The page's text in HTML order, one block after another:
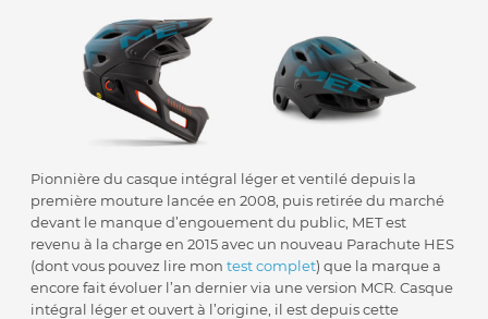
Pionnière du casque intégral léger et ventilé depuis la
première mouture lancée en 2008, puis retirée du marché
devant le manque d’engouement du public, MET est
revenu à la charge en 2015 avec un nouveau Parachute HES
(dont vous pouvez lire montest complet) que la marque a
encore fait évoluer l’an dernier via une version MCR. Casque
intégral léger et ouvert à l’origine, il est depuis cette